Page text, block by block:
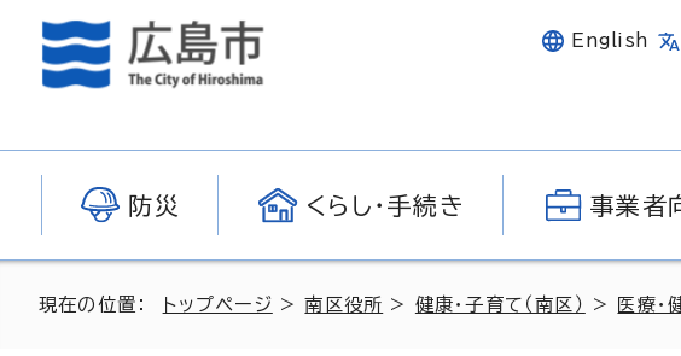
English
防災 くらし・手続き 事業者
現在の位置： トップページ >南区役所 > 健康・子育て（南区） > 医療・